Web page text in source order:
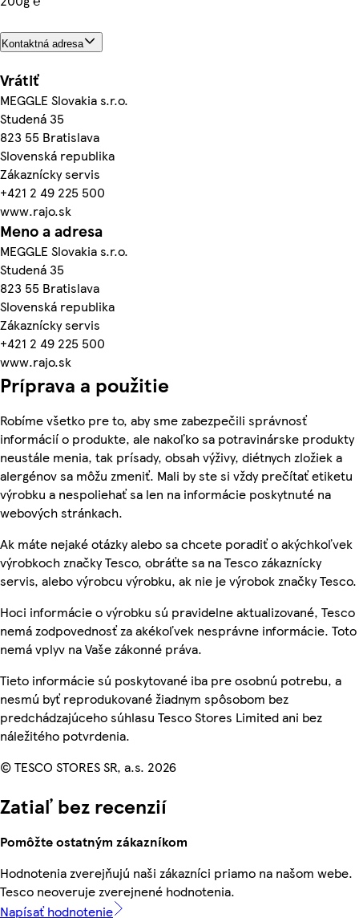
Kontaktná adresa
Vrátiť
MEGGLE Slovakia s.r.o.
Studená 35
823 55 Bratislava
Slovenská republika
Zákaznícky servis
+421 2 49 225 500
www.rajo.sk
Meno a adresa
MEGGLE Slovakia s.r.o.
Studená 35
823 55 Bratislava
Slovenská republika
Zákaznícky servis
+421 2 49 225 500
www.rajo.sk
Príprava a použitie
Robíme všetko pre to, aby sme zabezpečili správnosť
informácií o produkte, ale nakoľko sa potravinárske produkty
neustále menia, tak prísady, obsah výživy, diétnych zložiek a
alergénov sa môžu zmeniť. Mali by ste si vždy prečítať etiketu
výrobku a nespoliehať sa len na informácie poskytnuté na
webových stránkach.
Ak máte nejaké otázky alebo sa chcete poradiť o akýchkoľvek
výrobkoch značky Tesco, obráťte sa na Tesco zákaznícky
servis, alebo výrobcu výrobku, ak nie je výrobok značky Tesco.
Hoci informácie o výrobku sú pravidelne aktualizované, Tesco
nemá zodpovednosť za akékoľvek nesprávne informácie. Toto
nemá vplyv na Vaše zákonné práva.
Tieto informácie sú poskytované iba pre osobnú potrebu, a
nesmú byť reprodukované žiadnym spôsobom bez
predchádzajúceho súhlasu Tesco Stores Limited ani bez
náležitého potvrdenia.
© TESCO STORES SR, a.s. 2026
Zatiaľ bez recenzií
Pomôžte ostatným zákazníkom
Hodnotenia zverejňujú naši zákazníci priamo na našom webe.
Tesco neoveruje zverejnené hodnotenia.
Napísať hodnotenie